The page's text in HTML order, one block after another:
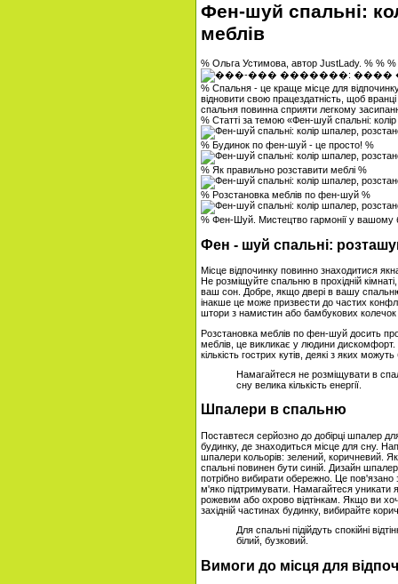
Фен-шуй спальні:
меблів
% Ольга Устимова, автор JustLady. % % %
% Спальня - це краще місце для
відновити свою працездатність, щоб
спальня повинна сприяти легкому
% Статті за темою «Фен-шуй спальні:
% Будинок по фен-шуй - це просто! %
% Як правильно розставити меблі %
% Розстановка меблів по фен-шуй %
% Фен-Шуй. Мистецтво гармонії у вашому
Фен - шуй спальні:
Місце відпочинку повинно знаходитися
Не розміщуйте спальню в прохідній
ваш сон. Добре, якщо двері в вашу
інакше це може призвести до частих
штори з намистин або бамбукових колечок
Розстановка меблів по фен-шуй досить
меблів, це викликає у людини
кількість гострих кутів, деякі з яких
Намагайтеся не розміщувати в
сну велика кількість енергії.
Шпалери в спальню
Поставтеся серйозно до добірці шпалер для
будинку, де знаходиться місце для сну.
шпалери кольорів: зелений, коричневий.
спальні повинен бути синій. Дизайн
потрібно вибирати обережно. Це
м'яко підтримувати. Намагайтеся уникати
рожевим або охрово відтінкам. Якщо ви
західній частинах будинку, вибирайте
Для спальні підійдуть спокійні
білий, бузковий.
Вимоги до місця для